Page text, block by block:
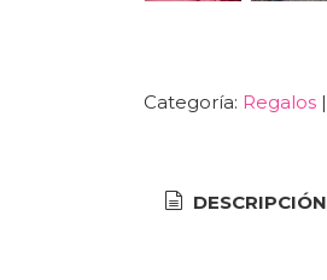
Categoría: Regalos|
DESCRIPCIÓN